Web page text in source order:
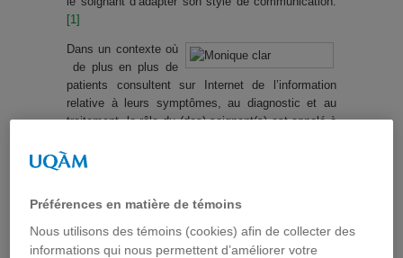
[1]
Dans un contexte où
de plus en plus de
patients consultent sur Internet de l’information
relative à leurs symptômes, au diagnostic et au
traitement, le rôle du (des) soignant(s) est appelé à
«plus informés» un rôle de médiation vers
validées par les professionnels et pouvoir en
discuter avec eux dans le cadre de la relation de
soins.
Préférences en matière de témoins
Nous utilisons des témoins (cookies) afin de collecter des
informations qui nous permettent d’améliorer votre